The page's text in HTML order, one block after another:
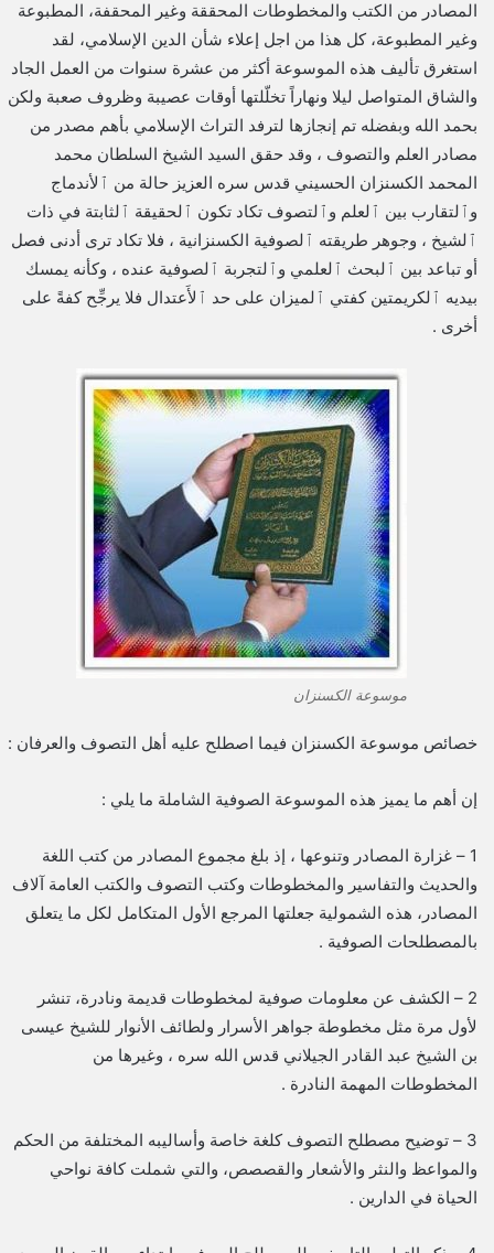
المصادر من الكتب والمخطوطات المحققة وغير المحقفة، المطبوعة
وغير المطبوعة، كل هذا من اجل إعلاء شأن الدين الإسلامي، لقد
استغرق تأليف هذه الموسوعة أكثر من عشرة سنوات من العمل الجاد
والشاق المتواصل ليلا ونهاراً تخلّلتها أوقات عصيبة وظروف صعبة ولكن
بحمد الله وبفضله تم إنجازها لترفد التراث الإسلامي بأهم مصدر من
مصادر العلم والتصوف ، وقد حقق السيد الشيخ السلطان محمد
المحمد الكسنزان الحسيني قدس سره العزيز حالة من ﭐلأندماج
وﭐلتقارب بين ﭐلعلم وﭐلتصوف تكاد تكون ﭐلحقيقة ﭐلثابتة في ذات
ﭐلشيخ ، وجوهر طريقته ﭐلصوفية الكسنزانية ، فلا تكاد ترى أدنى فصل
أو تباعد بين ﭐلبحث ﭐلعلمي وﭐلتجربة ﭐلصوفية عنده ، وكأنه يمسك
بيديه ﭐلكريمتين كفتي ﭐلميزان على حد ﭐلأَعتدال فلا يرجِّح كفةً على
أخرى .
موسوعة الكسنزان
خصائص موسوعة الكسنزان فيما اصطلح عليه أهل التصوف والعرفان :
إن أهم ما يميز هذه الموسوعة الصوفية الشاملة ما يلي :
1 – غزارة المصادر وتنوعها ، إذ بلغ مجموع المصادر من كتب اللغة
والحديث والتفاسير والمخطوطات وكتب التصوف والكتب العامة آلاف
المصادر، هذه الشمولية جعلتها المرجع الأول المتكامل لكل ما يتعلق
بالمصطلحات الصوفية .
2 – الكشف عن معلومات صوفية لمخطوطات قديمة ونادرة، تنشر
لأول مرة مثل مخطوطة جواهر الأسرار ولطائف الأنوار للشيخ عيسى
بن الشيخ عبد القادر الجيلاني قدس الله سره ، وغيرها من
المخطوطات المهمة النادرة .
3 – توضيح مصطلح التصوف كلغة خاصة وأساليبه المختلفة من الحكم
والمواعظ والنثر والأشعار والقصصص، والتي شملت كافة نواحي
الحياة في الدارين .